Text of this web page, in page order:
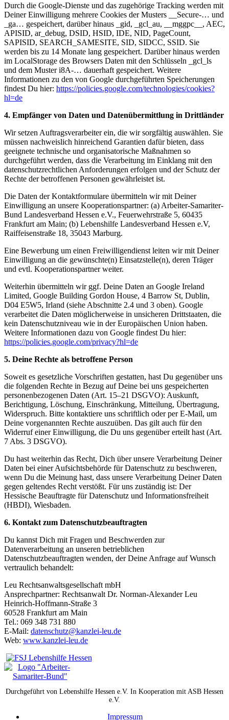
Durch die Google-Dienste und das zugehörige Tracking werden mit
Deiner Einwilligung mehrere Cookies der Musters __Secure-… und
_ga… gespeichert, darüber hinaus _gid, _gcl_au, __mggpc__, AEC,
APISID, ar_debug, DSID, HSID, IDE, NID, PageCount,
SAPISID, SEARCH_SAMESITE, SID, SIDCC, SSID. Sie
werden bis zu 14 Monate lang gespeichert. Darüber hinaus werden
im LocalStorage des Browsers Daten mit den Schlüsseln _gcl_ls
und dem Muster i8A-… dauerhaft gespeichert. Weitere
Informationen zu den von Google durchgeführten Speicherungen
findest Du hier: https://policies.google.com/technologies/cookies?
hl=de
4. Empfänger von Daten und Datenübermittlung in Drittländer
Wir setzen Auftragsverarbeiter ein, die wir sorgfältig auswählen. Sie
müssen nachweislich hinreichend Garantien dafür bieten, dass
geeignete technische und organisatorische Maßnahmen so
durchgeführt werden, dass die Verarbeitung im Einklang mit den
datenschutzrechtlichen Anforderungen erfolgen und der Schutz der
Rechte der betroffenen Personen gewährleistet ist.
Die Daten der Kontaktformulare übermitteln wir mit Deiner
Einwilligung an unsere Kooperationspartner: (a) Arbeiter-Samariter-
Bund Landesverband Hessen e.V., Feuerwehrstraße 5, 60435
Frankfurt am Main; (b) Lebenshilfe Landesverband Hessen e.V,
Raiffeisenstraße 18, 35043 Marburg.
Eine Bewerbung um einen Freiwilligendienst leiten wir mit Deiner
Einwilligung an die gewünschte(n) Einsatzstelle(n), deren Träger
und evtl. Kooperationspartner weiter.
Weiterhin übermitteln wir ggf. Deine Daten an Google Ireland
Limited, Google Building Gordon House, 4 Barrow St, Dublin,
D04 E5W5, Irland (siehe Abschnitte 2.4 und 3 oben). Google
verarbeitet die Daten möglicherweise in unsicheren Drittstaaten, die
kein Datenschutzniveau wie in der Europäischen Union haben.
Weitere Informationen dazu von Google findest Du hier:
https://policies.google.com/privacy?hl=de
5. Deine Rechte als betroffene Person
Soweit es gesetzliche Vorschriften gestatten, hast Du gegenüber uns
die folgenden Rechte in Bezug auf Deine bei uns gespeicherten
personenbezogenen Daten (Art. 15–21 DSGVO): Auskunft,
Berichtigung, Löschung, Einschränkung, Mitteilung, Übertragung,
Widerspruch. Bitte kontaktiere uns schriftlich oder per E-Mail, um
Deine vorgenannten Rechte auszuüben. Das gilt auch für den
Widerruf einer Einwilligung, die Du uns gegenüber erteilt hast (Art.
7 Abs. 3 DSGVO).
Du hast weiterhin das Recht, Dich über unsere Verarbeitung Deiner
Daten bei einer Aufsichtsbehörde für Datenschutz zu beschweren,
wenn Du die Meinung hast, dass unsere Verarbeitung Deiner Daten
gegen geltendes Recht verstößt. Für uns zuständig ist: Der
Hessische Beauftragte für Datenschutz und Informationsfreiheit
(HBDI), Wiesbaden.
6. Kontakt zum Datenschutzbeauftragten
Du kannst Dich mit Fragen und Beschwerden zur
Datenverarbeitung an unseren betrieblichen
Datenschutzbeauftragten wenden, der Deine Anfrage auf Wunsch
vertraulich behandelt:
Leu Rechtsanwaltsgesellschaft mbH
Ansprechpartner: Rechtsanwalt Dr. Norman-Alexander Leu
Heinrich-Hoffmann-Straße 3
60528 Frankfurt am Main
Tel.: 069 348 731 880
E-Mail: datenschutz@kanzlei-leu.de
Web: www.kanzlei-leu.de
Durchgeführt von Lebenshilfe Hessen e.V. In Kooperation mit ASB Hessen
e.V.
Impressum